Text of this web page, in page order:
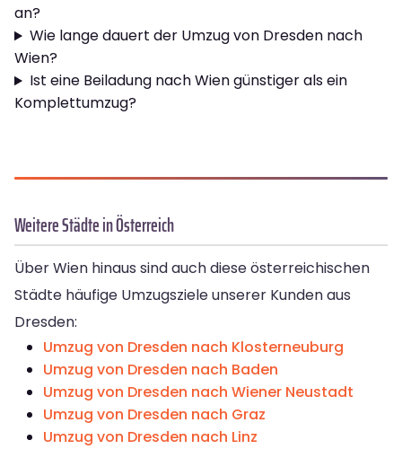
an?
Wie lange dauert der Umzug von Dresden nach
Wien?
Ist eine Beiladung nach Wien günstiger als ein
Komplettumzug?
Weitere Städte in Österreich
Über Wien hinaus sind auch diese österreichischen
Städte häufige Umzugsziele unserer Kunden aus
Dresden:
Umzug von Dresden nach Klosterneuburg
Umzug von Dresden nach Baden
Umzug von Dresden nach Wiener Neustadt
Umzug von Dresden nach Graz
Umzug von Dresden nach Linz